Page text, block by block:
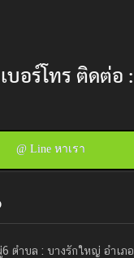
เบอร์โทร ติดต่อ :
@ Line หาเรา
ตำบล : บางรักใหญ่ อำเภ